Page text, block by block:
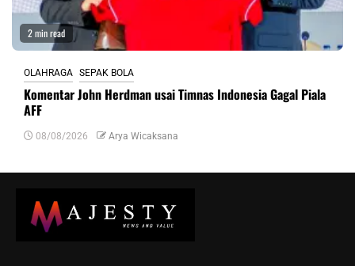
2 min read
OLAHRAGA SEPAK BOLA
Komentar John Herdman usai Timnas Indonesia Gagal Piala
AFF
08/08/2026 Arya Wicaksana